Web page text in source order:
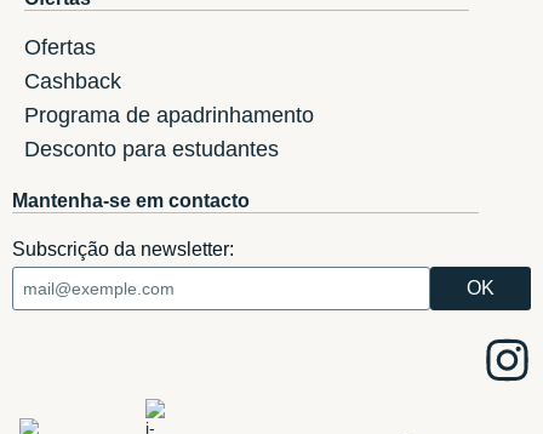
Ofertas
Cashback
Programa de apadrinhamento
Desconto para estudantes
Mantenha-se em contacto
Subscrição da newsletter: